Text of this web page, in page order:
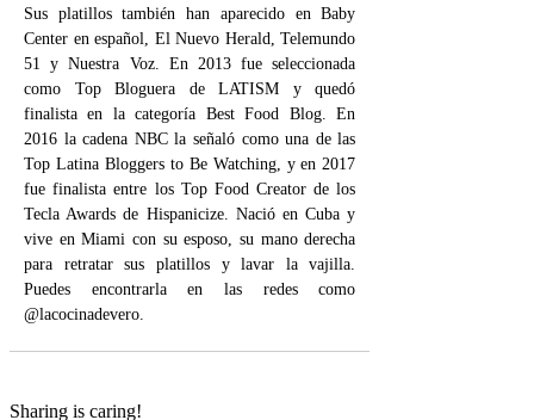
Sus platillos también han aparecido en Baby
Center en español, El Nuevo Herald, Telemundo
51 y Nuestra Voz. En 2013 fue seleccionada
como Top Bloguera de LATISM y quedó
finalista en la categoría Best Food Blog. En
2016 la cadena NBC la señaló como una de las
Top Latina Bloggers to Be Watching, y en 2017
fue finalista entre los Top Food Creator de los
Tecla Awards de Hispanicize. Nació en Cuba y
vive en Miami con su esposo, su mano derecha
para retratar sus platillos y lavar la vajilla.
Puedes encontrarla en las redes como
@lacocinadevero.
Sharing is caring!